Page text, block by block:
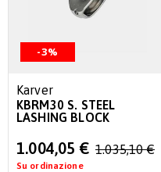
-3%
Karver
KBRM30 S. STEEL
LASHING BLOCK
Special
Price
1.004,05 € 1.035,10 €
Su ordinazione